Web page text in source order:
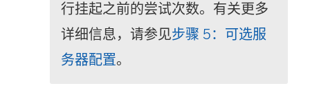
行挂起之前的尝试次数。有关更多
详细信息，请参见步骤 5：可选服
务器配置。